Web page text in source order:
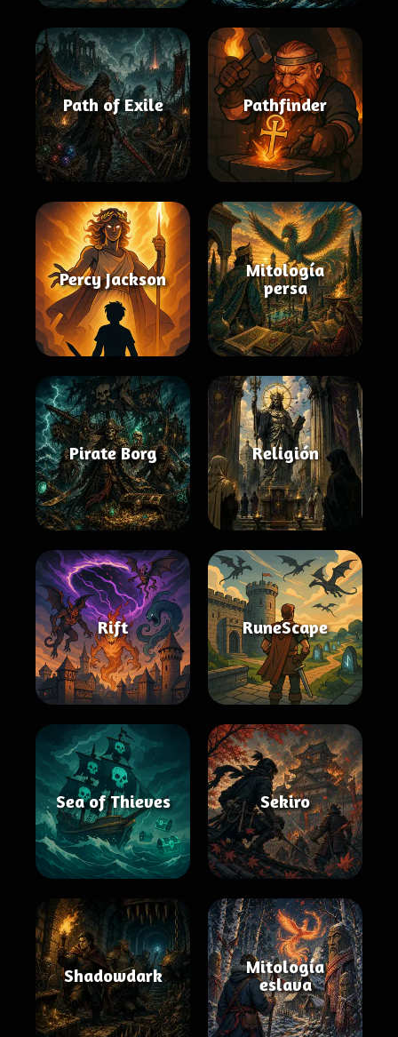
Path of Exile Pathfinder
Percy Jackson
Mitología
persa
Pirate Borg Religión
Rift RuneScape
Sea of Thieves Sekiro
Shadowdark
Mitología
eslava